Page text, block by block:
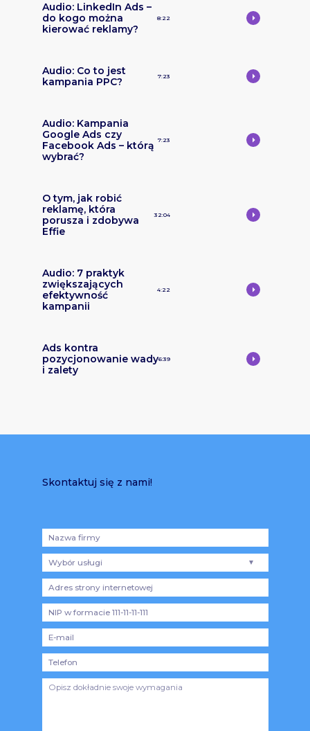
Audio: LinkedIn Ads –
do kogo można
kierować reklamy?
8:22
Audio: Co to jest
kampania PPC?
7:23
Audio: Kampania
Google Ads czy
Facebook Ads – którą
wybrać?
7:23
O tym, jak robić
reklamę, która
porusza i zdobywa
Effie
32:04
Audio: 7 praktyk
zwiększających
efektywność
kampanii
4:22
Ads kontra
pozycjonowanie wady
i zalety
6:39
Skontaktuj się z nami!